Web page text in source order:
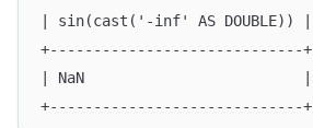
| sin(cast('-inf' AS DOUBLE)) |
+-----------------------------+
| NaN                         |
+-----------------------------+